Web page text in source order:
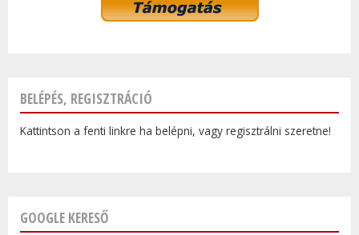
BELÉPÉS, REGISZTRÁCIÓ
Kattintson a fenti linkre ha belépni, vagy regisztrálni szeretne!
GOOGLE KERESŐ